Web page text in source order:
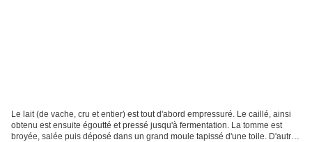
Le lait (de vache, cru et entier) est tout d'abord empressuré. Le caillé, ainsi
obtenu est ensuite égoutté et pressé jusqu'à fermentation. La tomme est
broyée, salée puis déposé dans un grand moule tapissé d'une toile. D'autres